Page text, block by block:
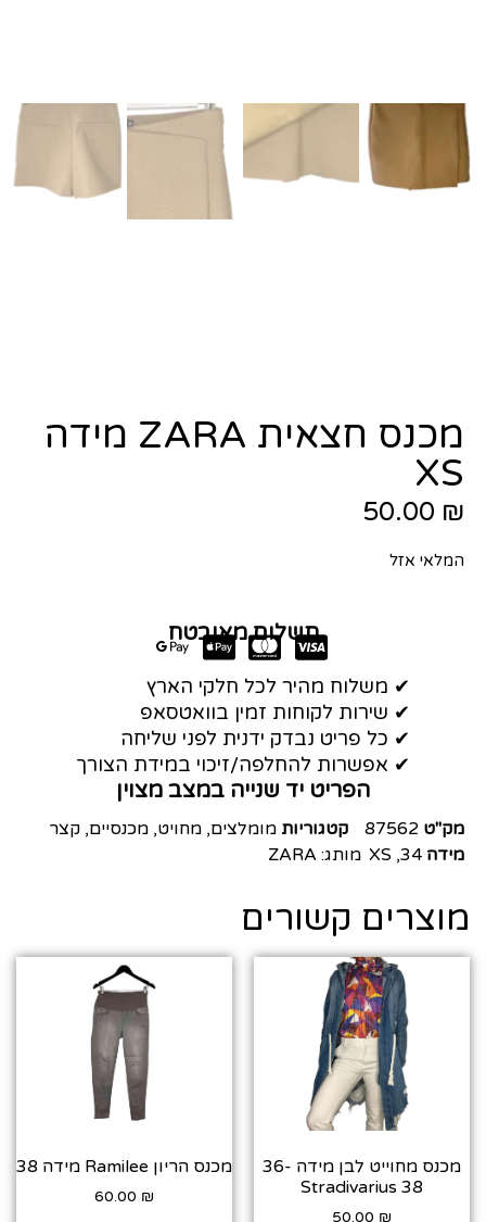
מכנס חצאית ZARA מידה
XS
50.00 ₪
המלאי אזל
תשלום מאובטח
✔ משלוח מהיר לכל חלקי הארץ
✔ שירות לקוחות זמין בוואטסאפ
✔ כל פריט נבדק ידנית לפני שליחה
✔ אפשרות להחלפה/זיכוי במידת הצורך
הפריט יד שנייה במצב מצוין
מק"ט 87562 קטגוריות מומלצים, מחויט, מכנסיים, קצר
מידה 34
,
XS מותג: ZARA
מוצרים קשורים
מכנס מחוייט לבן מידה 36-
38 Stradivarius
50.00 ₪
מכנס הריון Ramilee מידה 38
60.00 ₪